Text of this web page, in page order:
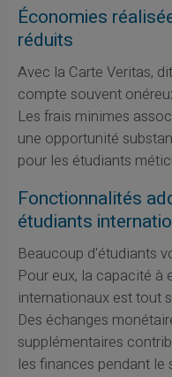
Économies
réduits
Avec la Carte Veritas,
compte souvent
Les frais minimes
une opportunité
pour les étudiants
Fonctionnalités
étudiants
Beaucoup d'étudiants
Pour eux, la capacité à
internationaux est tout
Des échanges
supplémentaires
les finances pendant le